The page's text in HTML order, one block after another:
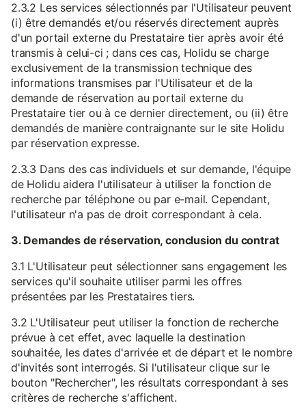
2.3.2 Les services sélectionnés par l'Utilisateur peuvent
(i) être demandés et/ou réservés directement auprès
d'un portail externe du Prestataire tier après avoir été
transmis à celui-ci ; dans ces cas, Holidu se charge
exclusivement de la transmission technique des
informations transmises par l'Utilisateur et de la
demande de réservation au portail externe du
Prestataire tier ou à ce dernier directement, ou (ii) être
demandés de manière contraignante sur le site Holidu
par réservation expresse.
2.3.3 Dans des cas individuels et sur demande, l'équipe
de Holidu aidera l'utilisateur à utiliser la fonction de
recherche par téléphone ou par e-mail. Cependant,
l'utilisateur n'a pas de droit correspondant à cela.
3. Demandes de réservation, conclusion du contrat
3.1 L'Utilisateur peut sélectionner sans engagement les
services qu'il souhaite utiliser parmi les offres
présentées par les Prestataires tiers.
3.2 L'Utilisateur peut utiliser la fonction de recherche
prévue à cet effet, avec laquelle la destination
souhaitée, les dates d'arrivée et de départ et le nombre
d'invités sont interrogés. Si l'utilisateur clique sur le
bouton "Rechercher", les résultats correspondant à ses
critères de recherche s'affichent.